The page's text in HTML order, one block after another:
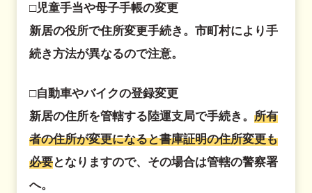
□児童手当や母子手帳の変更
新居の役所で住所変更手続き。市町村により手
続き方法が異なるので注意。
□自動車やバイクの登録変更
新居の住所を管轄する陸運支局で手続き。 所有
者の住所が変更になると書庫証明の住所変更も
必要となりますので、その場合は管轄の警察署
へ。